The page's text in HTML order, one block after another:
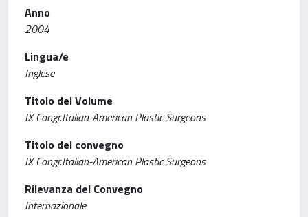
Anno
2004
Lingua/e
Inglese
Titolo del Volume
IX Congr.Italian-American Plastic Surgeons
Titolo del convegno
IX Congr.Italian-American Plastic Surgeons
Rilevanza del Convegno
Internazionale